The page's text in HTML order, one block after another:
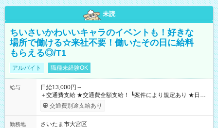
未読
ちいさいかわいいキャラのイベントも！好きな
場所で働ける☆来社不要！働いたその日に給料
もらえる◎/T1
アルバイト 職種未経験OK
給与
日給13,000円～
＋交通費支給 ★交通費全額支給！ ┗案件により規定あり ★日払
いOK！（規定あり） ┗働いたその日に現金GET♪ お仕事後はコ
ンビニATMから 日払い分を引き落とせます！ 【試用期間】試
交通費別途支給あり
勤務地
さいたま市大宮区